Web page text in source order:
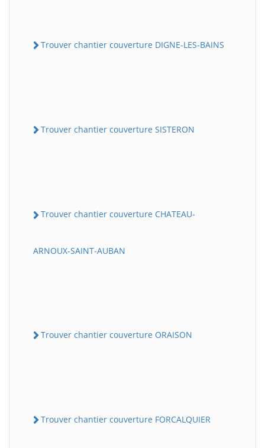
Trouver chantier couverture DIGNE-LES-BAINS
Trouver chantier couverture SISTERON
Trouver chantier couverture CHATEAU-
ARNOUX-SAINT-AUBAN
Trouver chantier couverture ORAISON
Trouver chantier couverture FORCALQUIER